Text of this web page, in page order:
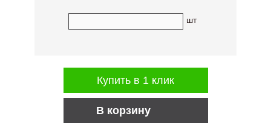
шт
В корзину
Купить в 1 клик